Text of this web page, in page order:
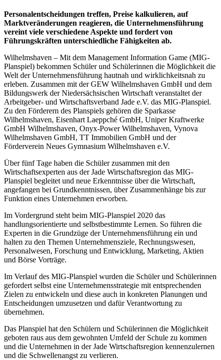
Personalentscheidungen treffen, Preise kalkulieren, auf
Marktveränderungen reagieren, die Unternehmensführung
vereint viele verschiedene Aspekte und fordert von
Führungskräften unterschiedliche Fähigkeiten ab.
Wilhelmshaven – Mit dem Management Information Game (MIG-
Planspiel) bekommen Schüler und Schülerinnen die Möglichkeit die
Welt der Unternehmensführung hautnah und wirklichkeitsnah zu
erleben. Zusammen mit der GEW Wilhelmshaven GmbH und dem
Bildungswerk der Niedersächsischen Wirtschaft veranstaltet der
Arbeitgeber- und Wirtschaftsverband Jade e.V. das MIG-Planspiel.
Zu den Förderern des Planspiels gehören die Sparkasse
Wilhelmshaven, Eisenhart Laeppché GmbH, Uniper Kraftwerke
GmbH Wilhelmshaven, Onyx-Power Wilhelmshaven, Vynova
Wilhelmshaven GmbH, TT Immobilien GmbH und der
Förderverein Neues Gymnasium Wilhelmshaven e.V.
Über fünf Tage haben die Schüler zusammen mit den
Wirtschaftsexperten aus der Jade Wirtschaftsregion das MIG-
Planspiel begleitet und neue Erkenntnisse über die Wirtschaft,
angefangen bei Grundkenntnissen, über Zusammenhänge bis zur
Funktion eines Unternehmen erworben.
Im Vordergrund steht beim MIG-Planspiel 2020 das
handlungsorientierte und selbstbestimmte Lernen. So führen die
Experten in die Grundzüge der Unternehmensführung ein und
halten zu den Themen Unternehmensziele, Rechnungswesen,
Personalwesen, Forschung und Entwicklung, Marketing, Aktien
und Börse Vorträge.
Im Verlauf des MIG-Planspiel wurden die Schüler und Schülerinnen
gefordert selbst eine Unternehmensstrategie mit entsprechenden
Zielen zu entwickeln und diese auch in konkreten Planungen und
Entscheidungen umzusetzen und dafür Verantwortung zu
übernehmen.
Das Planspiel hat den Schülern und Schülerinnen die Möglichkeit
geboten raus aus dem gewohnten Umfeld der Schule zu kommen
und die Unternehmen in der Jade Wirtschaftsregion kennenzulernen
und die Schwellenangst zu verlieren.